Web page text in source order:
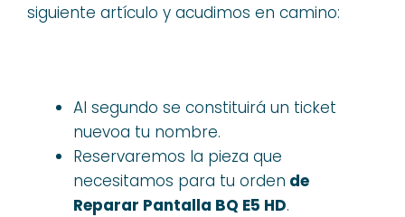
siguiente artículo y acudimos en camino:
Al segundo se constituirá un ticket
nuevoa tu nombre.
Reservaremos la pieza que
necesitamos para tu orden de
Reparar Pantalla BQ E5 HD.